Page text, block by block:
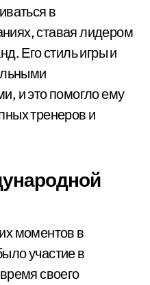
в
ставая лидером
Его стиль игры и
и это помогло ему
тренеров и
моментов в
участие в
своего